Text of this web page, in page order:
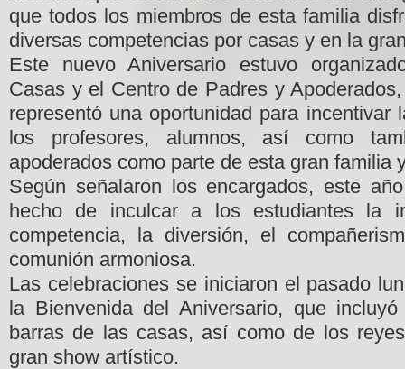
que todos los miembros de esta familia
diversas competencias por casas y en la
Este nuevo Aniversario estuvo
Casas y el Centro de Padres y
representó una oportunidad para incentivar
los profesores, alumnos, así como
apoderados como parte de esta gran familia
Según señalaron los encargados, este
hecho de inculcar a los estudiantes la
competencia, la diversión, el
comunión armoniosa.
Las celebraciones se iniciaron el pasado
la Bienvenida del Aniversario, que
barras de las casas, así como de los
gran show artístico.